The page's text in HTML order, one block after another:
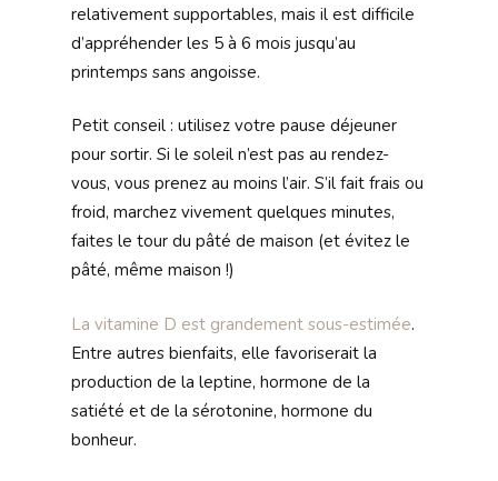
relativement supportables, mais il est difficile
d’appréhender les 5 à 6 mois jusqu’au
printemps sans angoisse.
Petit conseil : utilisez votre pause déjeuner
pour sortir. Si le soleil n’est pas au rendez-
vous, vous prenez au moins l’air. S’il fait frais ou
froid, marchez vivement quelques minutes,
faites le tour du pâté de maison (et évitez le
pâté, même maison !)
La vitamine D est grandement sous-estimée.
Entre autres bienfaits, elle favoriserait la
production de la leptine, hormone de la
satiété et de la sérotonine, hormone du
bonheur.